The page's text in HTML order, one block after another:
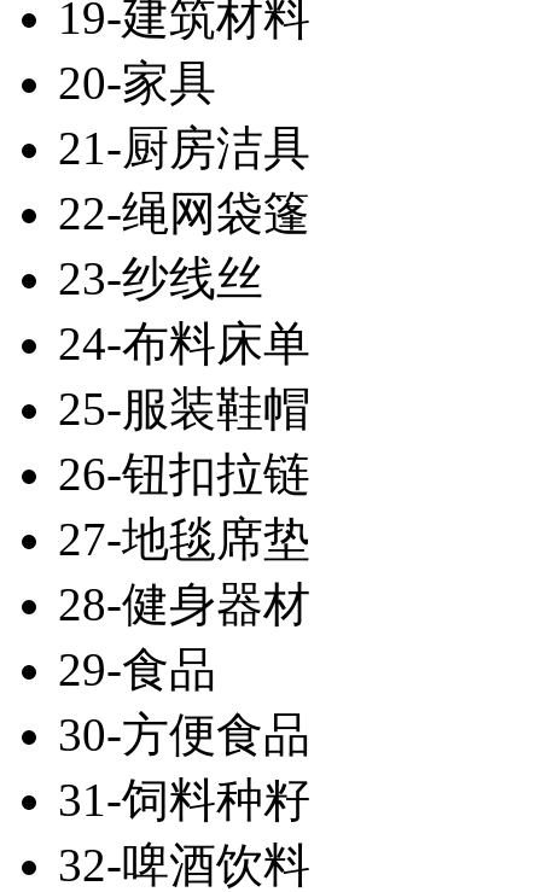
19-建筑材料
20-家具
21-厨房洁具
22-绳网袋篷
23-纱线丝
24-布料床单
25-服装鞋帽
26-钮扣拉链
27-地毯席垫
28-健身器材
29-食品
30-方便食品
31-饲料种籽
32-啤酒饮料